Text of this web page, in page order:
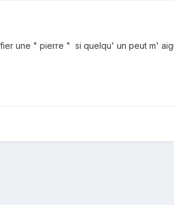
une " pierre " si quelqu' un peut m'